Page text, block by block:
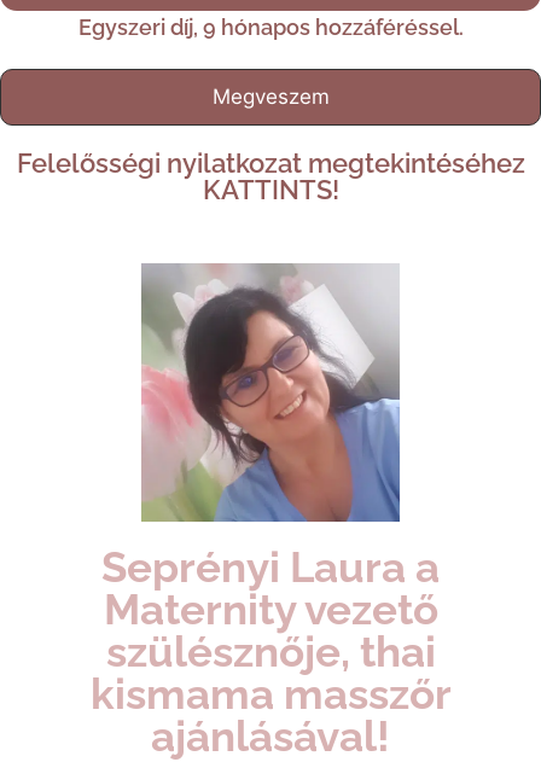
Egyszeri díj, 9 hónapos hozzáféréssel.
Megveszem
Felelősségi nyilatkozat megtekintéséhez
KATTINTS!
Seprényi Laura a
Maternity vezető
szülésznője, thai
kismama masszőr
ajánlásával!